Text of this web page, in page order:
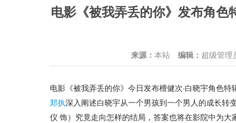
电影《被我弄丢的你》发布角
来源： 本站 编辑： 超级管
电影《被我弄丢的你》今日发布檀健次·白晓宇角色
郑执深入阐述白晓宇从一个男孩到一个男人的成长转
仪 饰）究竟走向怎样的结局，答案也将在影院中为